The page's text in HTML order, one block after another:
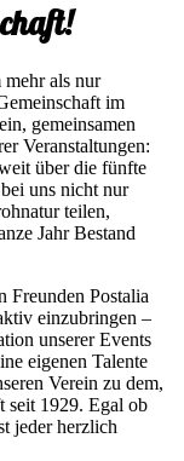
mehr als nur
im
gemeinsamen
Veranstaltungen:
über die fünfte
uns nicht nur
teilen,
Jahr Bestand
Freunden Postalia
einzubringen –
unserer Events
eigenen Talente
Verein zu dem,
seit 1929. Egal ob
jeder herzlich